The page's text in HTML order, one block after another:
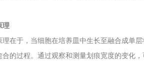
理
在于，当细胞在培养皿中生长至融合成单
的过程。通过观察和测量划痕宽度的变化